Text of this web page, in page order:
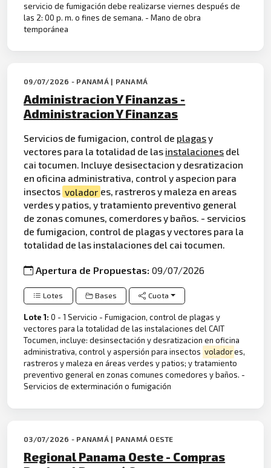
servicio de fumigación debe realizarse viernes después de
las 2: 00 p. m. o fines de semana. - Mano de obra
temporánea
09/07/2026 - PANAMÁ | PANAMÁ
Administracion Y Finanzas -
Administracion Y Finanzas
Servicios de fumigacion, control de plagasy
vectores para la totalidad de las instalaciones del
cai tocumen. Incluye desisectacion y desratizacion
en oficina administrativa, control y aspecion para
insectos volador es, rastreros y maleza en areas
verdes y patios, y tratamiento preventivo general
de zonas comunes, comerdores y baños. - servicios
de fumigacion, control de plagas y vectores para la
totalidad de las instalaciones del cai tocumen.
Apertura de Propuestas:09/07/2026
Lotes Bases Cuota
Lote 1:0 - 1 Servicio - Fumigacion, control de plagas y
vectores para la totalidad de las instalaciones del CAIT
Tocumen, incluye: desinsectación y desratizacion en oficina
administrativa, control y aspersión para insectos voladores,
rastreros y maleza en áreas verdes y patios; y tratamiento
preventivo general en zonas comunes comedores y baños. -
Servicios de exterminación o fumigación
03/07/2026 - PANAMÁ | PANAMÁ OESTE
Regional Panama Oeste - Compras